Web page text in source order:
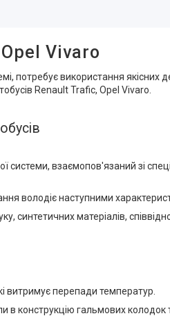
Vivaro
потребує використання
Renault Trafic, Opel Vivaro.
системи, взаємопов'язаний зі
володіє наступними
синтетичних матеріалів,
витримує перепади температур.
конструкцію гальмових колодок